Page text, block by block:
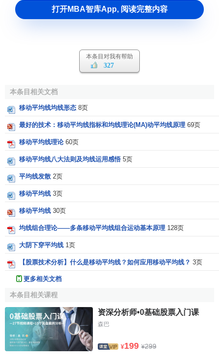
反之，走势向下时，总的来说是扣除前面一个大数字，
加上后面一个小数字，平均成本势必越来越小，小到远远低
总之，扣除旧资料，增加新资料，这便是移动平均的真
谛，也是技术分析的基础的所在。
移动平均线的种类
起来，便得到一条上下起伏的曲线，这便是著名的移动平均
线。
移动平均的种类很多，但总的来说，可分为短期、中
期、长期三种。短期移动平均线
后类推计算后面的，再将平均数逐日连起，得到的便是5日平
均线。由于上证所通常每周5个交易日，因而5日线亦称周
由于5日平均线起伏较大，震荡行情时该线形象极不规
线。它能较为正确地反映短期内股价平均成本的变动情形与
趋势，可作为短线进出的依据。
第二类是中期移动平均线
或26日，该线能让使用者了解股价一个月的平均变动成本，
打开MBA智库App, 阅读完整内容
本条目对我有帮助
327
本条目相关文档
移动平均线均线形态 8页
最好的技术：移动平均线指标和均线理论(MA)动平均线原理 69页
移动平均线理论 60页
移动平均线八大法则及均线运用感悟 5页
平均线发散 2页
移动平均线 3页
移动平均线 30页
均线组合理论——多条移动平均线组合运动基本原理 128页
大阴下穿平均线 1页
【股票技术分析】什么是移动平均线？如何应用移动平均线？ 3页
更多相关文档
本条目相关课程
资深分析师•0基础股票入门课
森巴
¥199 ¥299